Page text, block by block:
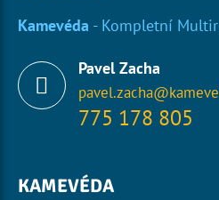
Kamevéda - Kompletní
Pavel Zacha
775 178 805
KAMEVÉDA